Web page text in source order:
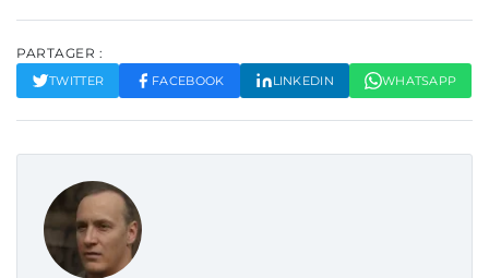
PARTAGER :
TWITTER FACEBOOK LINKEDIN WHATSAPP